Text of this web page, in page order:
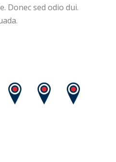
Donec sed odio dui.